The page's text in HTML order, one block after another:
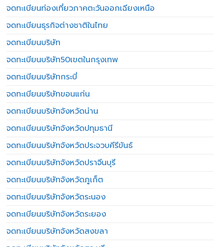
จดทะเบียนท่องเที่ยวภาคตะวันออกเฉียงเหนือ
จดทะเบียนธุรกิจต่างชาติในไทย
จดทะเบียนบริษัท
จดทะเบียนบริษัท50เขตในกรุงเทพ
จดทะเบียนบริษัทกระบี่
จดทะเบียนบริษัทขอนแก่น
จดทะเบียนบริษัทจังหวัดน่าน
จดทะเบียนบริษัทจังหวัดปทุมธานี
จดทะเบียนบริษัทจังหวัดประจวบคีรีขันธ์
จดทะเบียนบริษัทจังหวัดปราจีนบุรี
จดทะเบียนบริษัทจังหวัดภูเก็ต
จดทะเบียนบริษัทจังหวัดระนอง
จดทะเบียนบริษัทจังหวัดระยอง
จดทะเบียนบริษัทจังหวัดสงขลา